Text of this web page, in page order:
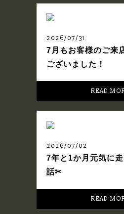
2026/07/31
7月もお客様のご来
ございました！
READ
2026/07/02
7年と1か月元気に
話✂︎
READ